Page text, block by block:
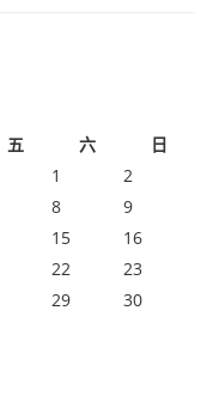
五 六
日
1
2
8
9
15
16
22
23
29
30